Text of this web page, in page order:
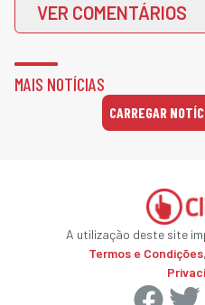
VER COMENTÁRIOS
MAIS NOTÍCIAS
CARREGAR
A utilização deste site
Termos e Condições